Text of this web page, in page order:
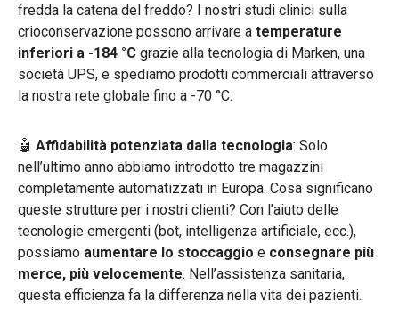
fredda la catena del freddo? I nostri studi clinici sulla
crioconservazione possono arrivare a temperature
inferiori a -184 °C grazie alla tecnologia di Marken, una
società UPS, e spediamo prodotti commerciali attraverso
la nostra rete globale fino a -70 °C.
🤖 Affidabilità potenziata dalla tecnologia: Solo
nell’ultimo anno abbiamo introdotto tre magazzini
completamente automatizzati in Europa. Cosa significano
queste strutture per i nostri clienti? Con l’aiuto delle
tecnologie emergenti (bot, intelligenza artificiale, ecc.),
possiamo aumentare lo stoccaggio e consegnare più
merce, più velocemente. Nell’assistenza sanitaria,
questa efficienza fa la differenza nella vita dei pazienti.